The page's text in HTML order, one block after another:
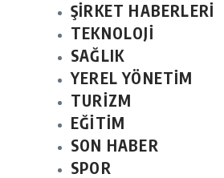
ŞİRKET HABERLERİ
TEKNOLOJİ
SAĞLIK
YEREL YÖNETİM
TURİZM
EĞİTİM
SON HABER
SPOR